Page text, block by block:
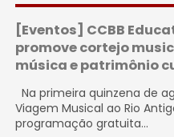
[Eventos] CCBB
promove cortejo
música e patrimônio
Na primeira quinzena de
Viagem Musical ao Rio
programação gratuita...